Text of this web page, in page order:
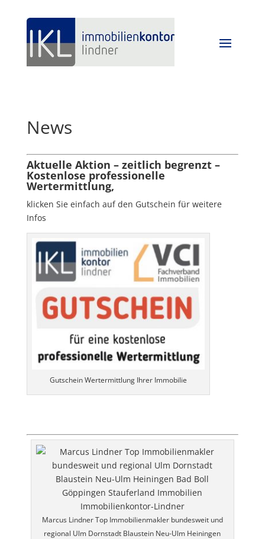
News
Aktuelle Aktion – zeitlich begrenzt –
Kostenlose professionelle
Wertermittlung,
klicken Sie einfach auf den Gutschein für weitere
Infos
Gutschein Wertermittlung Ihrer Immobilie
Marcus Lindner Top Immobilienmakler bundesweit und
regional Ulm Dornstadt Blaustein Neu-Ulm Heiningen